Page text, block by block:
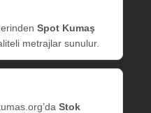
Spot Kumaş
metrajlar sunulur.
Stok